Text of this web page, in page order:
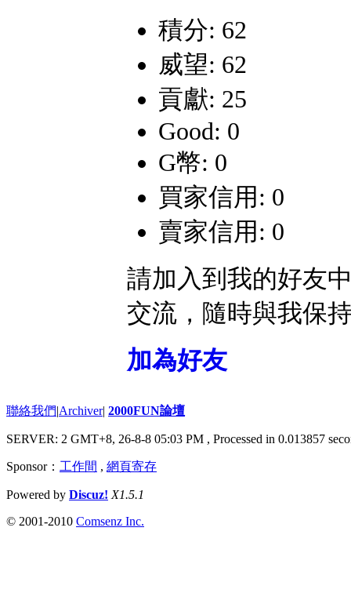
積分: 62
威望: 62
貢獻: 25
Good: 0
G幣: 0
買家信用: 0
賣家信用: 0
請加入到我的好友
交流，隨時與我保
加為好友
聯絡我們|Archiver| 2000FUN論壇
SERVER: 2 GMT+8, 26-8-8 05:03 PM , Processed in 0.013857
Sponsor： 工作間 , 網頁寄存
Powered by Discuz! X1.5.1
© 2001-2010 Comsenz Inc.